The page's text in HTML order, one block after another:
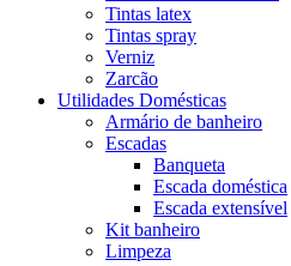
Tintas latex
Tintas spray
Verniz
Zarcão
Utilidades Domésticas
Armário de banheiro
Escadas
Banqueta
Escada doméstica
Escada extensível
Kit banheiro
Limpeza